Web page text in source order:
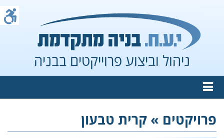
ניהול וביצוע פרוייקטים בבניה
פרויקטים » קרית טבעון